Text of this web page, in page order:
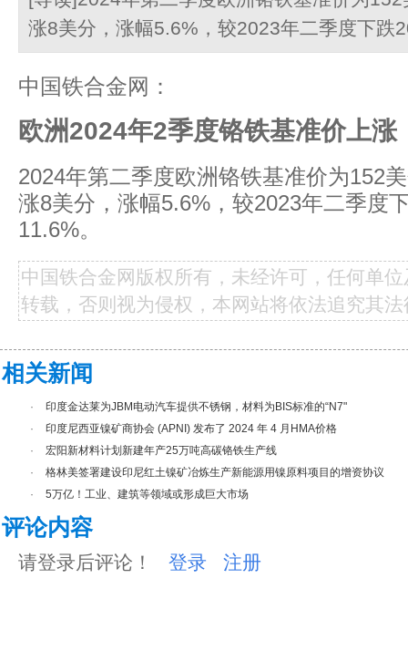
涨8美分，涨幅5.6%，较2023年二季度下跌
中国铁合金网：
欧洲2024年2季度铬铁基准价上涨
2024年第二季度欧洲铬铁基准价为152
涨8美分，涨幅5.6%，较2023年二季度
11.6%。
中国铁合金网版权所有，未经许可，任何单
转载，否则视为侵权，本网站将依法追究其
相关新闻
·
印度金达莱为JBM电动汽车提供不锈钢，材料为BIS标准的“N7"
·
印度尼西亚镍矿商协会 (APNI) 发布了 2024 年 4 月HMA价格
·
宏阳新材料计划新建年产25万吨高碳铬铁生产线
·
格林美签署建设印尼红土镍矿冶炼生产新能源用镍原料项目的增资协议
·
5万亿！工业、建筑等领域或形成巨大市场
评论内容
请登录后评论！ 登录 注册